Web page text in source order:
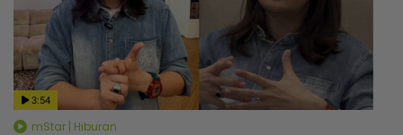
3:54
mStar | Hiburan